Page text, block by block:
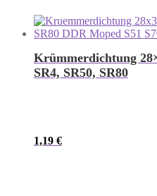
Krümmerdichtung
SR4, SR50, SR80
1,19 €